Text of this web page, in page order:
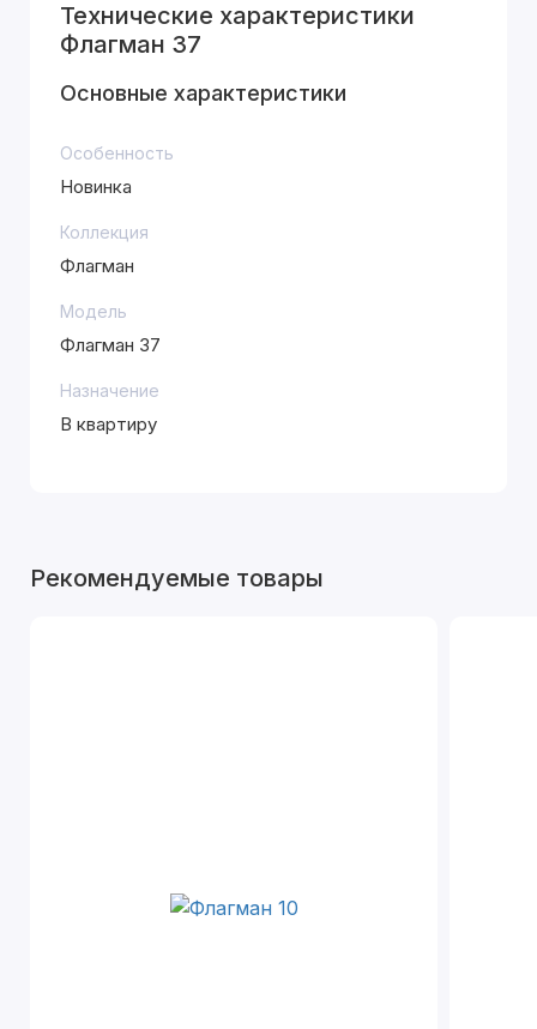
Технические характеристики
Флагман 37
Основные характеристики
Особенность
Новинка
Коллекция
Флагман
Модель
Флагман 37
Назначение
В квартиру
Рекомендуемые товары